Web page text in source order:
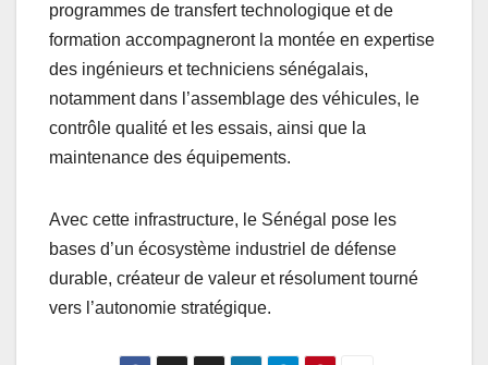
programmes de transfert technologique et de
formation accompagneront la montée en expertise
des ingénieurs et techniciens sénégalais,
notamment dans l’assemblage des véhicules, le
contrôle qualité et les essais, ainsi que la
maintenance des équipements.
Avec cette infrastructure, le Sénégal pose les
bases d’un écosystème industriel de défense
durable, créateur de valeur et résolument tourné
vers l’autonomie stratégique.